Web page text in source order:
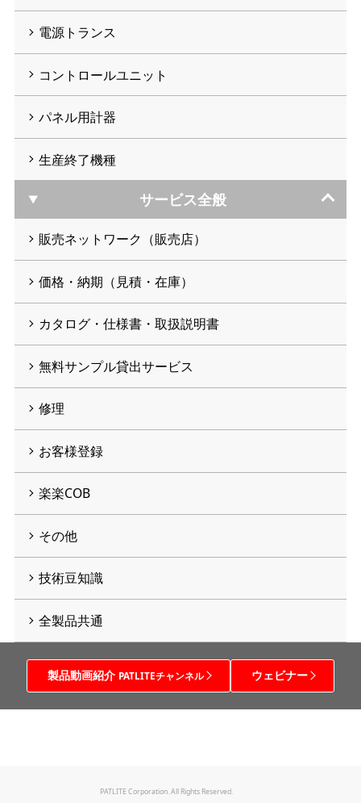
電源トランス
コントロールユニット
パネル用計器
生産終了機種
サービス全般
販売ネットワーク（販売店）
価格・納期（見積・在庫）
カタログ・仕様書・取扱説明書
無料サンプル貸出サービス
修理
お客様登録
楽楽COB
その他
技術豆知識
全製品共通
製品動画紹介 PATLITEチャンネル ウェビナー
PATLITE Corporation. All Rights Reserved.